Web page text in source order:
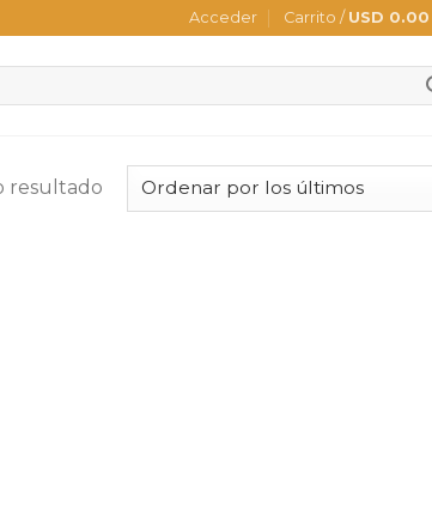
Acceder Carrito / USD 0.00
resultado